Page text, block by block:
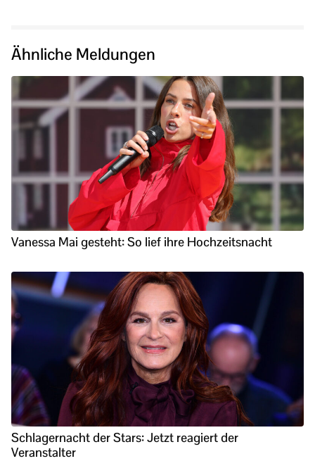
Ähnliche Meldungen
Vanessa Mai gesteht: So lief ihre Hochzeitsnacht
Schlagernacht der Stars: Jetzt reagiert der
Veranstalter